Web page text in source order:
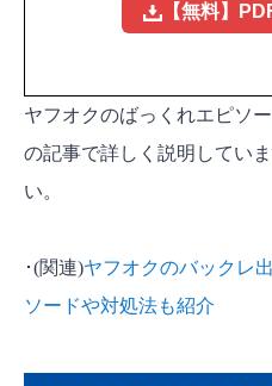
【無料】
ヤフオクのばっくれエピソ
の記事で詳しく説明してい
い。
･(関連)ヤフオクのバックレ
ソードや対処法も紹介